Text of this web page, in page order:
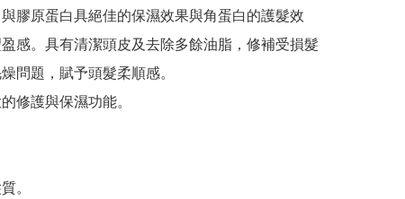
膠原蛋白具絕佳的保濕效果與角蛋白的護髮效
感。具有清潔頭皮及去除多餘油脂，修補受損髮
問題，賦予頭髮柔順感。
修護與保濕功能。
。